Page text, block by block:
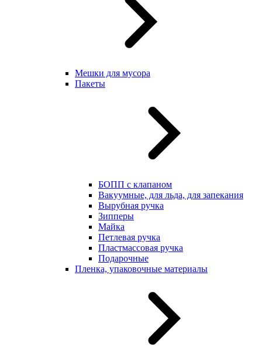
Мешки для мусора
Пакеты
БОПП с клапаном
Вакуумные, для льда, для запекания
Вырубная ручка
Зипперы
Майка
Петлевая ручка
Пластмассовая ручка
Подарочные
Пленка, упаковочные материалы